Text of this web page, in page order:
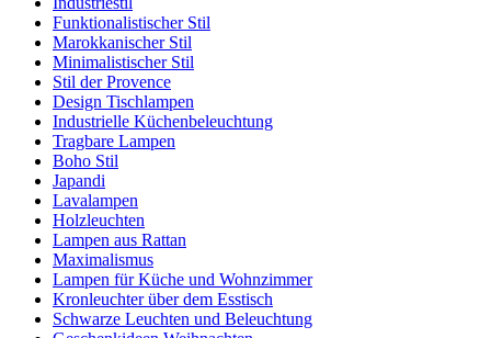
Funktionalistischer Stil
Marokkanischer Stil
Minimalistischer Stil
Stil der Provence
Design Tischlampen
Industrielle Küchenbeleuchtung
Tragbare Lampen
Boho Stil
Japandi
Lavalampen
Holzleuchten
Lampen aus Rattan
Maximalismus
Lampen für Küche und Wohnzimmer
Kronleuchter über dem Esstisch
Schwarze Leuchten und Beleuchtung